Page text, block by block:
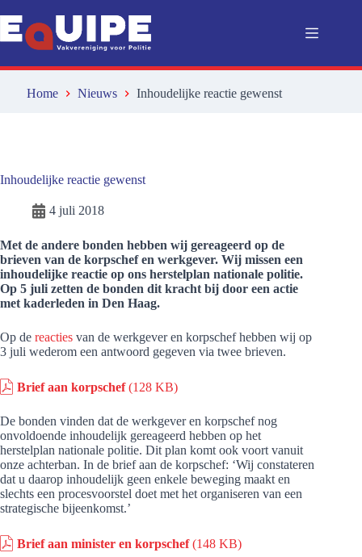
naar
de
inhoud
Home Nieuws Inhoudelijke reactie gewenst
Inhoudelijke reactie gewenst
4 juli 2018
Met de andere bonden hebben wij gereageerd op de
brieven van de korpschef en werkgever. Wij missen een
inhoudelijke reactie op ons herstelplan nationale politie.
Op 5 juli zetten de bonden dit kracht bij door een actie
met kaderleden in Den Haag.
Op de reacties van de werkgever en korpschef hebben wij op
3 juli wederom een antwoord gegeven via twee brieven.
Brief aan korpschef(128 KB)
De bonden vinden dat de werkgever en korpschef nog
onvoldoende inhoudelijk gereageerd hebben op het
herstelplan nationale politie. Dit plan komt ook voort vanuit
onze achterban. In de brief aan de korpschef: ‘Wij constateren
dat u daarop inhoudelijk geen enkele beweging maakt en
slechts een procesvoorstel doet met het organiseren van een
strategische bijeenkomst.’
Brief aan minister en korpschef(148 KB)